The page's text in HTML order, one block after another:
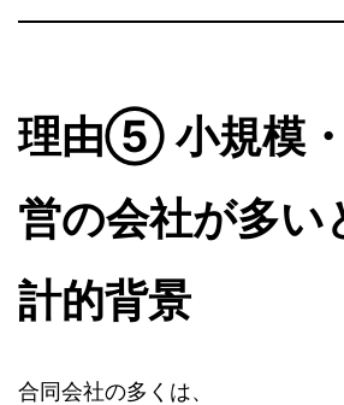
理由⑤ 小規模
営の会社が多い
計的背景
合同会社の多くは、